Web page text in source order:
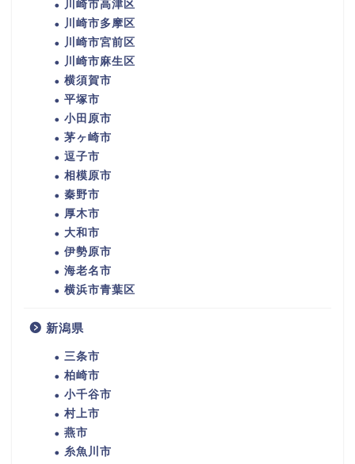
川崎市高津区
川崎市多摩区
川崎市宮前区
川崎市麻生区
横須賀市
平塚市
小田原市
茅ヶ崎市
逗子市
相模原市
秦野市
厚木市
大和市
伊勢原市
海老名市
横浜市青葉区
新潟県
三条市
柏崎市
小千谷市
村上市
燕市
糸魚川市